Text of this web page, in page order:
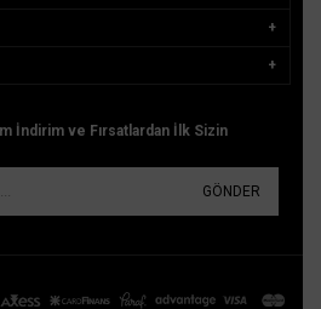
İndirim ve Fırsatlardan İlk Sizin
GÖNDER